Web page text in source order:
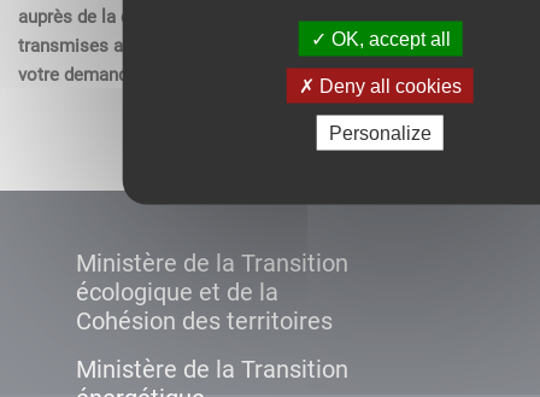
OK, accept all
Deny all cookies
Personalize
auprès de la collectivité. Les données recueillies seront
transmises aux services compétents pour l’instruction de
votre demande.
Créer le compte
Ministère de la Transition
écologique et de la
Cohésion des territoires
Ministère de la Transition